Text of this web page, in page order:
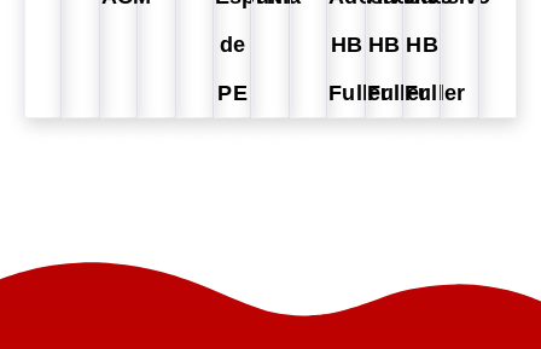
de
PE
HB
Fuller
HB
Fuller
HB
Fuller